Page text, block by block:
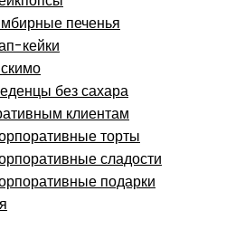
печенья
кейки
без сахара
клиентам
торты
сладости
подарки